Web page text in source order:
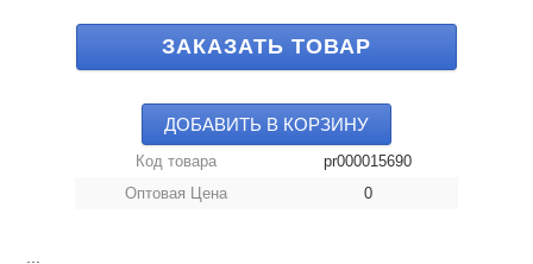
ЗАКАЗАТЬ ТОВАР
ДОБАВИТЬ В КОРЗИНУ
Код товара
pr000015690
Оптовая Цена
0